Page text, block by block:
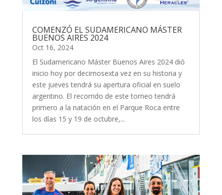
COMENZÓ EL SUDAMERICANO MÁSTER
BUENOS AIRES 2024
Oct 16, 2024
El Sudamericano Máster Buenos Aires 2024 dió
inicio hoy por decimosexta vez en su historia y
este jueves tendrá su apertura oficial en suelo
argentino. El recorrido de este torneo tendrá
primero a la natación en el Parque Roca entre
los días 15 y 19 de octubre,...